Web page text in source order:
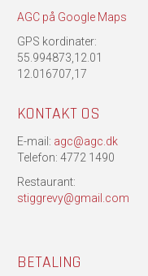
AGC på Google Maps
GPS kordinater:
55.994873,12.01
12.016707,17
KONTAKT OS
E-mail: agc@agc.dk
Telefon: 4772 1490
Restaurant:
stiggrevy@gmail.com
BETALING